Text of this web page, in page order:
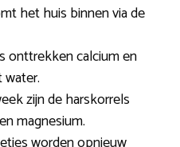
het huis binnen via de
onttrekken calcium en
zijn de harskorrels
magnesium.